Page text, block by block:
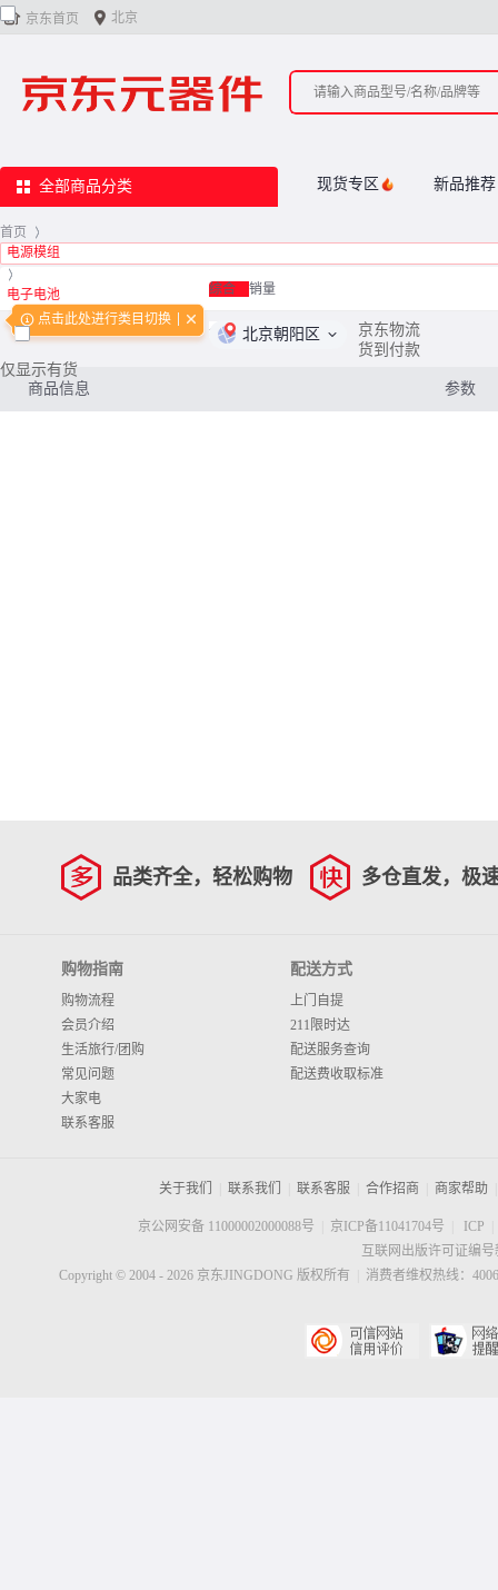
 京东首页  北京
全部商品分类 现货专区 新品推荐
首页
>
电源模组
>
电子电池
点击此处进行类目切换
综合 销量
< 0/0 >
北京朝阳区
京东物流
货到付款
仅显示有货
商品信息
参数
品类齐全，轻松购物 多仓直发，极
购物指南
购物流程
会员介绍
生活旅行/团购
常见问题
大家电
联系客服
配送方式
上门自提
211限时达
配送服务查询
配送费收取标准
关于我们 联系我们 联系客服 合作招商 商家帮助
京公网安备 11000002000088号 京ICP备11041704号 ICP
互联网出版许可证编
Copyright © 2004 - 2026京东JINGDONG 版权所有 消费者维权热线：